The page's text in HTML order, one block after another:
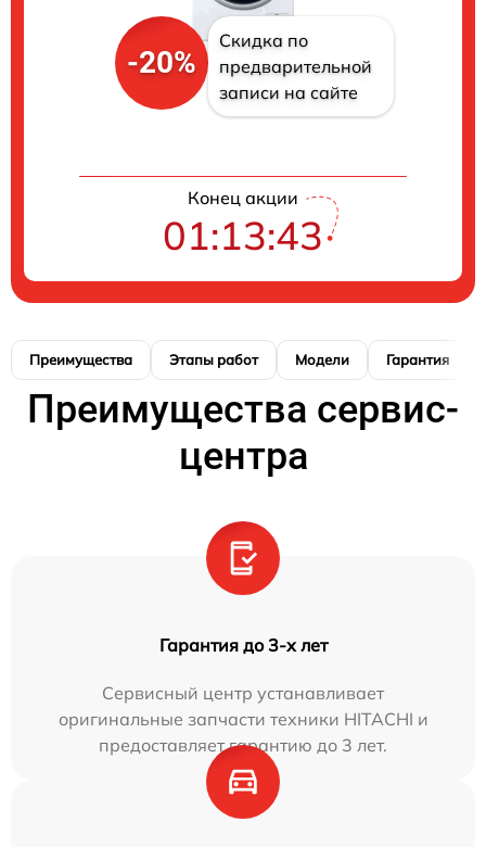
-20%
Скидка по
предварительной
записи на сайте
Конец акции
01:13:41
Преимущества Этапы работ Модели Гарантия
Преимущества сервис-
центра
Гарантия до 3-х лет
Сервисный центр устанавливает
оригинальные запчасти техники HITACHI и
предоставляет гарантию до 3 лет.